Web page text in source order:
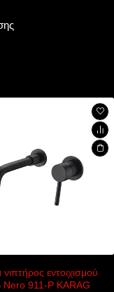
εντοιχισμού
Nero 911-P KARAG